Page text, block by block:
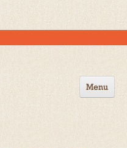
Menu